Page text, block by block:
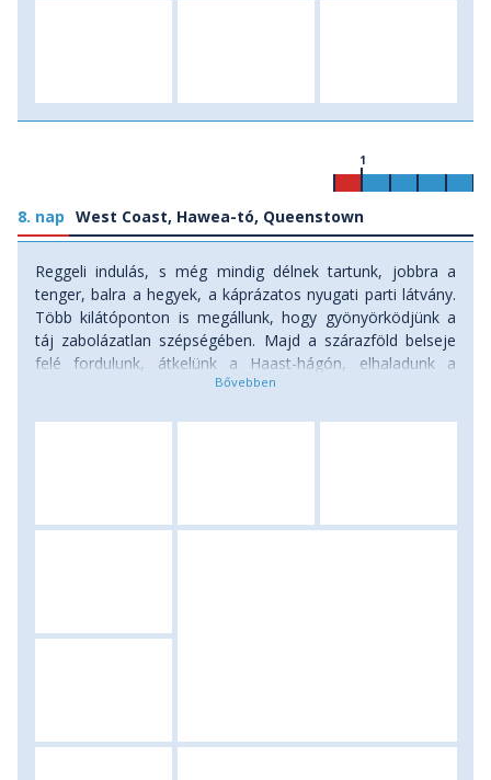
8. nap West Coast, Hawea-tó, Queenstown
1
Reggeli indulás, s még mindig délnek tartunk, jobbra a
tenger, balra a hegyek, a káprázatos nyugati parti látvány.
Több kilátóponton is megállunk, hogy gyönyörködjünk a
táj zabolázatlan szépségében. Majd a szárazföld belseje
felé fordulunk, átkelünk a Haast-hágón, elhaladunk a
türkízkék Wanaka- és Hawea -tavak mellett és a késő
keretében csavaroghatunk a városban, beülhetünk